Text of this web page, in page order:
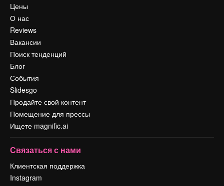
Цены
О нас
Reviews
Вакансии
Поиск тенденций
Блог
События
Slidesgo
Продайте свой контент
Помещение для прессы
Ищете magnific.ai
Связаться с нами
Клиентская поддержка
Instagram